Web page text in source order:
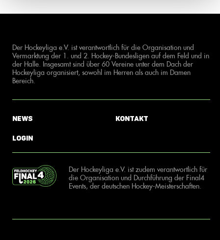
Der Hockeyliga e.V. ist verantwortlich für die Organisation und
Vermarktung der 1. und 2. Hockey-Bundesligen auf dem Feld und in
der Halle. Insgesamt sind über 60 Vereine unter dem Dach der
Hockeyliga organisiert, sowohl im Herren als auch im Damen
Bereich.
News
Login
Kontakt
Der Hockeyliga e.V. ist zudem verantwortlich für
die Organisation und Durchführung der Final4
Events, der deutschen Hockey-Meisterschaften.